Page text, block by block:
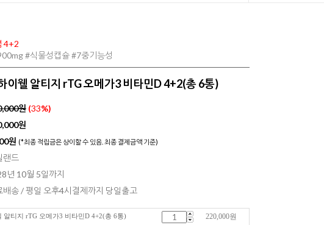
4+2
#식물성캡슐 #7중기능성
이웰 알티지 rTG 오메가3 비타민D 4+2(총 6통)
원 (33%)
원
원 (*최종 적립금은 상이할 수 있음. 최종 결제금액 기준)
랜드
년 10월 5일까지
배송 / 평일 오후4시결제까지 당일출고
알티지 rTG 오메가3 비타민D 4+2(총 6통) 220,000원